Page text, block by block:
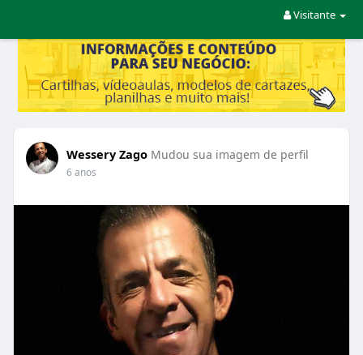
Visitante
Wessery Zago Mudou sua imagem de perfil
6 anos